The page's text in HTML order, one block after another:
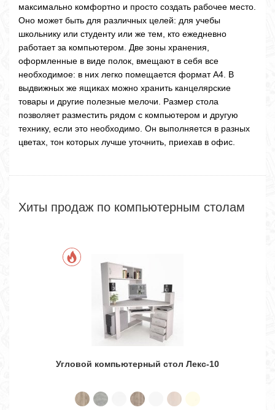
максимально комфортно и просто создать рабочее место.
Оно может быть для различных целей: для учебы
школьнику или студенту или же тем, кто ежедневно
работает за компьютером. Две зоны хранения,
оформленные в виде полок, вмещают в себя все
необходимое: в них легко помещается формат А4. В
выдвижных же ящиках можно хранить канцелярские
товары и другие полезные мелочи. Размер стола
позволяет разместить рядом с компьютером и другую
технику, если это необходимо. Он выполняется в разных
цветах, тон которых лучше уточнить, приехав в офис.
Хиты продаж по компьютерным столам
Угловой компьютерный стол Лекс-10